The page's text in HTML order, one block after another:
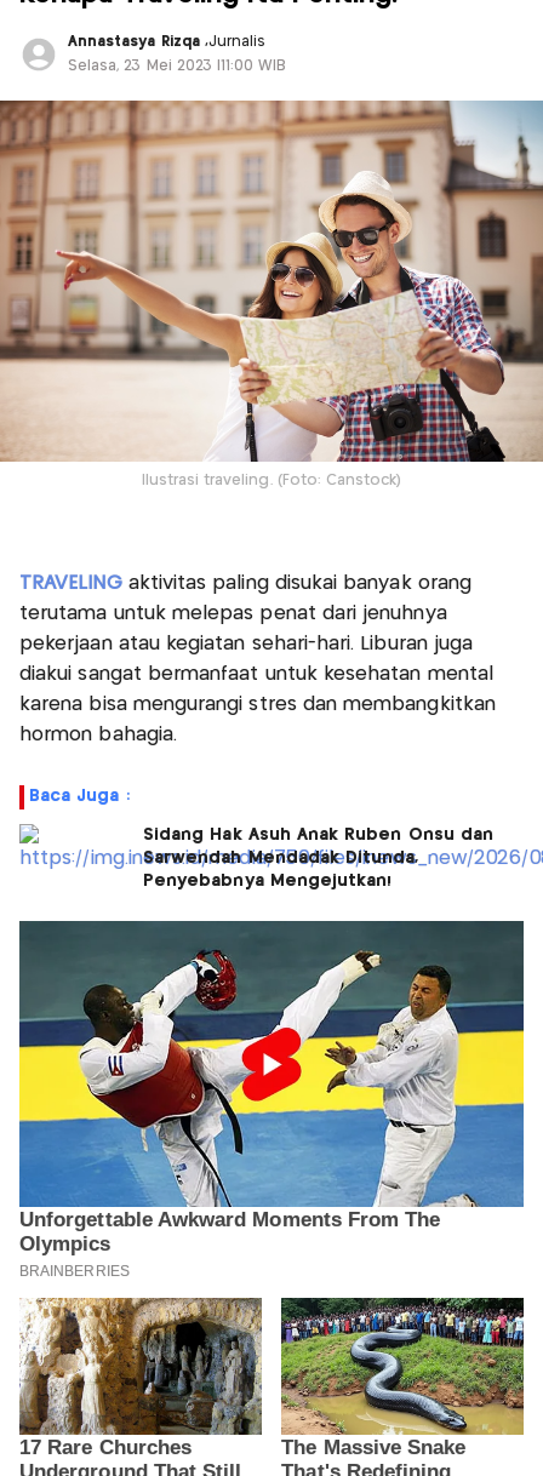
Annastasya Rizqa ,Jurnalis
Selasa, 23 Mei 2023 |11:00 WIB
Ilustrasi traveling. (Foto: Canstock)
TRAVELINGaktivitas paling disukai banyak orang
terutama untuk melepas penat dari jenuhnya
pekerjaan atau kegiatan sehari-hari. Liburan juga
diakui sangat bermanfaat untuk kesehatan mental
karena bisa mengurangi stres dan membangkitkan
hormon bahagia.
Baca Juga :
Sidang Hak Asuh Anak Ruben Onsu dan
Sarwendah Mendadak Ditunda,
Penyebabnya Mengejutkan!